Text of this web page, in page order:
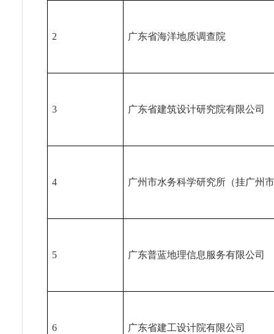
2 广东省海洋地质调查院
3 广东省建筑设计研究院有限公司
4 广州市水务科学研究所（挂广州
5 广东普蓝地理信息服务有限公司
6 广东省建工设计院有限公司